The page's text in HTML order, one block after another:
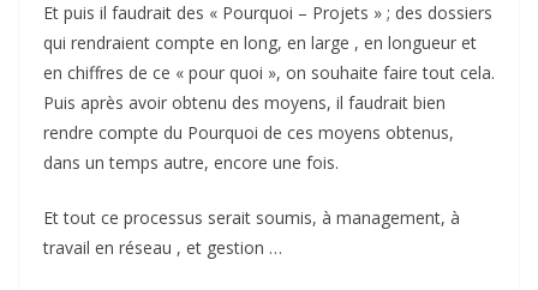
Et puis il faudrait des « Pourquoi – Projets » ; des dossiers
qui rendraient compte en long, en large , en longueur et
en chiffres de ce « pour quoi », on souhaite faire tout cela.
Puis après avoir obtenu des moyens, il faudrait bien
rendre compte du Pourquoi de ces moyens obtenus,
dans un temps autre, encore une fois.
Et tout ce processus serait soumis, à management, à
travail en réseau , et gestion …